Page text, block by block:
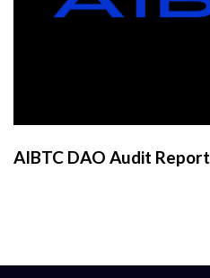
AIBTC DAO Audit Report